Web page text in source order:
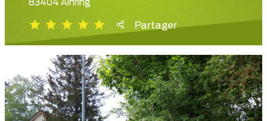
83404 Ainring
Partager